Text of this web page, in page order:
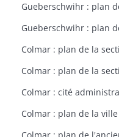
Gueberschwihr : plan
Gueberschwihr : plan
Colmar : cité